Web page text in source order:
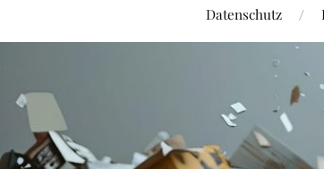
Datenschutz